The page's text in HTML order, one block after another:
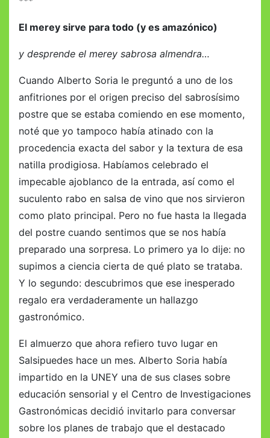
El merey sirve para todo (y es amazónico)
y desprende el merey sabrosa almendra…
Cuando Alberto Soria le preguntó a uno de los
anfitriones por el origen preciso del sabrosísimo
postre que se estaba comiendo en ese momento,
noté que yo tampoco había atinado con la
procedencia exacta del sabor y la textura de esa
natilla prodigiosa. Habíamos celebrado el
impecable ajoblanco de la entrada, así como el
suculento rabo en salsa de vino que nos sirvieron
como plato principal. Pero no fue hasta la llegada
del postre cuando sentimos que se nos había
preparado una sorpresa. Lo primero ya lo dije: no
supimos a ciencia cierta de qué plato se trataba.
Y lo segundo: descubrimos que ese inesperado
regalo era verdaderamente un hallazgo
gastronómico.
El almuerzo que ahora refiero tuvo lugar en
Salsipuedes hace un mes. Alberto Soria había
impartido en la UNEY una de sus clases sobre
educación sensorial y el Centro de Investigaciones
Gastronómicas decidió invitarlo para conversar
sobre los planes de trabajo que el destacado